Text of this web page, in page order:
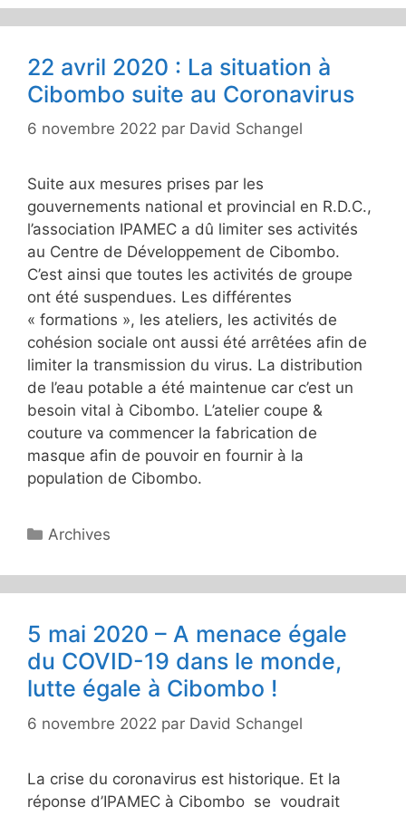
22 avril 2020 : La situation à
Cibombo suite au Coronavirus
6 novembre 2022 par David Schangel
Suite aux mesures prises par les
gouvernements national et provincial en R.D.C.,
l’association IPAMEC a dû limiter ses activités
au Centre de Développement de Cibombo.
C’est ainsi que toutes les activités de groupe
ont été suspendues. Les différentes
« formations », les ateliers, les activités de
cohésion sociale ont aussi été arrêtées afin de
limiter la transmission du virus. La distribution
de l’eau potable a été maintenue car c’est un
besoin vital à Cibombo. L’atelier coupe &
couture va commencer la fabrication de
masque afin de pouvoir en fournir à la
population de Cibombo.
Catégories
Archives
5 mai 2020 – A menace égale
du COVID-19 dans le monde,
lutte égale à Cibombo !
6 novembre 2022 par David Schangel
La crise du coronavirus est historique. Et la
réponse d’IPAMEC à Cibombo se voudrait